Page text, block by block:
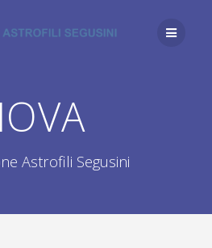
contenuto
Astrofili Segusini